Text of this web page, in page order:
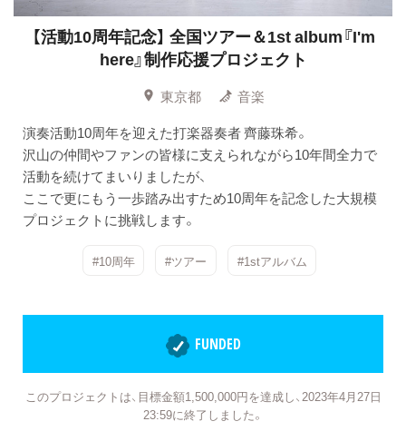
【活動10周年記念】 全国ツアー＆1st album『I'm
here』制作応援プロジェクト
東京都
音楽
演奏活動10周年を迎えた打楽器奏者 齊藤珠希。
沢山の仲間やファンの皆様に支えられながら10年間全力で
活動を続けてまいりましたが、
ここで更にもう一歩踏み出すため10周年を記念した大規模
プロジェクトに挑戦します。
#10周年 #ツアー #1stアルバム
FUNDED
このプロジェクトは、目標金額1,500,000円を達成し、2023年4月27日
23:59に終了しました。